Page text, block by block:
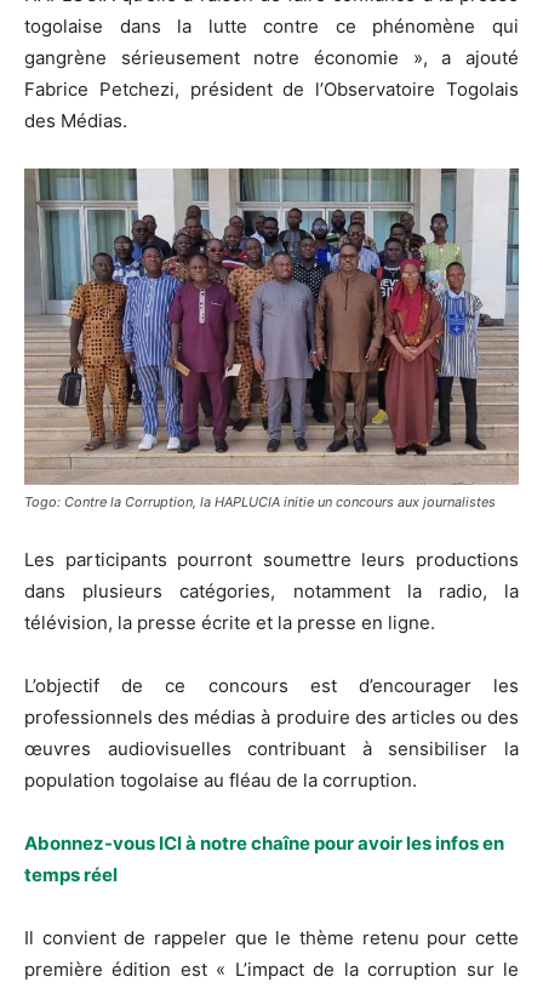
togolaise dans la lutte contre ce phénomène qui
gangrène sérieusement notre économie », a ajouté
Fabrice Petchezi, président de l’Observatoire Togolais
des Médias.
Togo: Contre la Corruption, la HAPLUCIA initie un concours aux journalistes
Les participants pourront soumettre leurs productions
dans plusieurs catégories, notamment la radio, la
télévision, la presse écrite et la presse en ligne.
L’objectif de ce concours est d’encourager les
professionnels des médias à produire des articles ou des
œuvres audiovisuelles contribuant à sensibiliser la
population togolaise au fléau de la corruption.
Abonnez-vous ICI à notre chaîne pour avoir les infos en
temps réel
Il convient de rappeler que le thème retenu pour cette
première édition est « L’impact de la corruption sur le